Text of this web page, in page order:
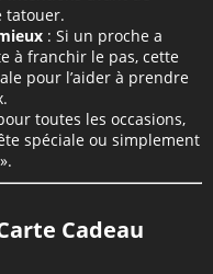
tatouer.
: Si un proche a
à franchir le pas, cette
pour l’aider à prendre
toutes les occasions,
spéciale ou simplement
Cadeau